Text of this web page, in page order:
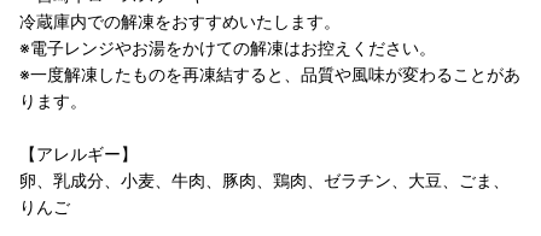
冷蔵庫内での解凍をおすすめいたします。
※電子レンジやお湯をかけての解凍はお控えください。
※一度解凍したものを再凍結すると、品質や風味が変わることがあ
ります。
【アレルギー】
卵、乳成分、小麦、牛肉、豚肉、鶏肉、ゼラチン、大豆、ごま、
りんご